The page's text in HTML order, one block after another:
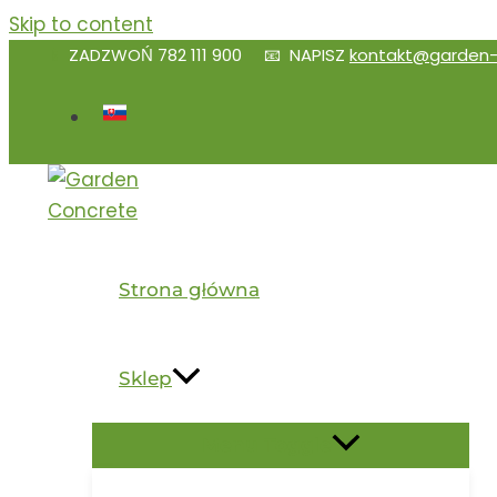
Skip to content
ZADZWOŃ 782 111 900 📧 NAPISZ
Strona główna
Sklep